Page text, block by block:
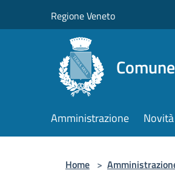
Regione Veneto
Amministrazione Novità
Home >